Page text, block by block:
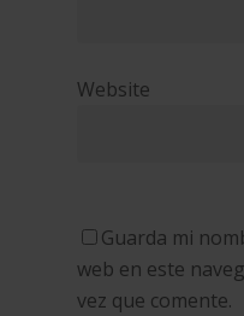
Website
Guarda mi
web en este
vez que comente.